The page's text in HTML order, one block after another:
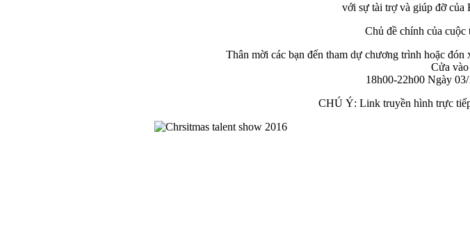
với sự tài trợ và giúp đỡ của
Chủ đề chính của
Thân mời các bạn đến tham dự chương trình hoặc
Cửa
18h00-22h00 Ngày
CHÚ Ý: Link truyền hình trực